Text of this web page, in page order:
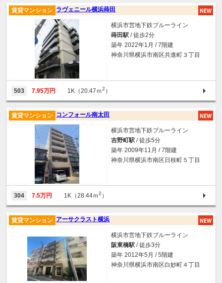
ラヴェニール横浜蒔田
賃貸マンション
横浜市営地下鉄ブルーライン
蒔田駅 / 徒歩2分
築年 2022年1月 / 7階建
神奈川県横浜市南区共進町３丁目
503 7.95万円 1K（20.47ｍ2 ）
コンフォール南太田
賃貸マンション
横浜市営地下鉄ブルーライン
吉野町駅 / 徒歩5分
築年 2009年11月 / 7階建
神奈川県横浜市南区日枝町５丁目
304 7.5万円 1K（28.44ｍ2 ）
アーサクラスト横浜
賃貸マンション
横浜市営地下鉄ブルーライン
阪東橋駅 / 徒歩3分
築年 2012年5月 / 5階建
神奈川県横浜市南区白妙町４丁目